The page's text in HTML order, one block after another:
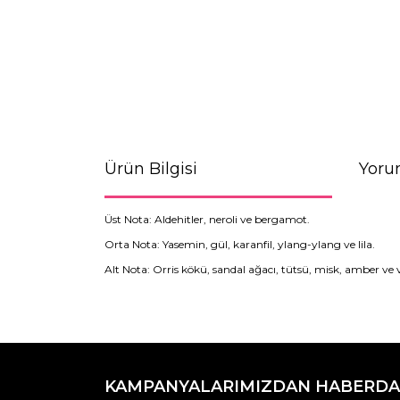
Ürün Bilgisi
Üst Nota: Aldehitler, neroli ve bergamot.
Orta Nota: Yasemin, gül, karanfil, ylang-ylang ve lila.
Alt Nota: Orris kökü, sandal ağacı, tütsü, misk, amber ve
Görüş ve önerileriniz için teşekkür ederiz.
Ürün resmi kalitesiz, bozuk veya
KAMPANYALARIMIZDAN